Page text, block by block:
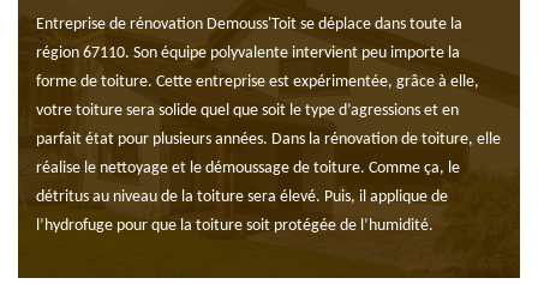
Entreprise de rénovation Demouss'Toit se déplace dans toute la
région 67110. Son équipe polyvalente intervient peu importe la
forme de toiture. Cette entreprise est expérimentée, grâce à elle,
votre toiture sera solide quel que soit le type d’agressions et en
parfait état pour plusieurs années. Dans la rénovation de toiture, elle
réalise le nettoyage et le démoussage de toiture. Comme ça, le
détritus au niveau de la toiture sera élevé. Puis, il applique de
l’hydrofuge pour que la toiture soit protégée de l’humidité.